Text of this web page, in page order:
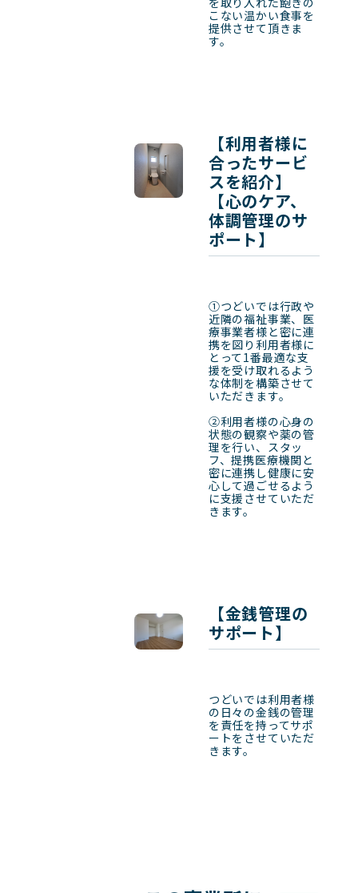
こない温かい食事を
提供させて頂きま
す。
【利用者様に
合ったサービ
スを紹介】
【心のケア、
体調管理のサ
ポート】
①つどいでは行政や
近隣の福祉事業、医
療事業者様と密に連
携を図り利用者様に
とって1番最適な支
援を受け取れるよう
な体制を構築させて
いただきます。
②利用者様の心身の
状態の観察や薬の管
理を行い、スタッ
フ、提携医療機関と
密に連携し健康に安
心して過ごせるよう
に支援させていただ
きます。
【金銭管理の
サポート】
つどいでは利用者様
の日々の金銭の管理
を責任を持ってサポ
ートをさせていただ
きます。